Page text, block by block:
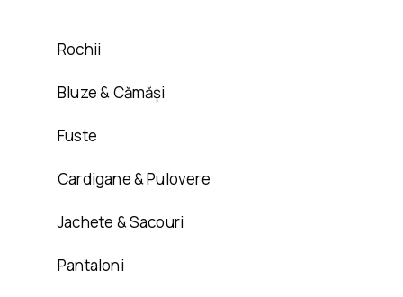
Rochii
Bluze & Cămăși
Fuste
Cardigane & Pulovere
Jachete & Sacouri
Pantaloni